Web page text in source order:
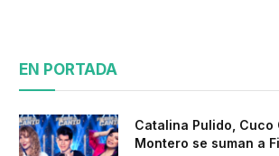
EN PORTADA
Catalina Pulido, Cuco
Montero se suman a